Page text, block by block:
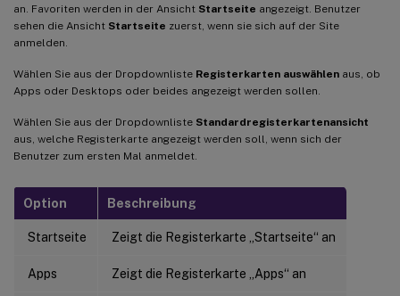
an. Favoriten werden in der Ansicht Startseite angezeigt. Benutzer
sehen die Ansicht Startseite zuerst, wenn sie sich auf der Site
anmelden.
Wählen Sie aus der Dropdownliste Registerkarten auswählen aus, ob
Apps oder Desktops oder beides angezeigt werden sollen.
Wählen Sie aus der Dropdownliste Standardregisterkartenansicht
aus, welche Registerkarte angezeigt werden soll, wenn sich der
Benutzer zum ersten Mal anmeldet.
Option Beschreibung
Startseite Zeigt die Registerkarte „Startseite“ an
Apps Zeigt die Registerkarte „Apps“ an